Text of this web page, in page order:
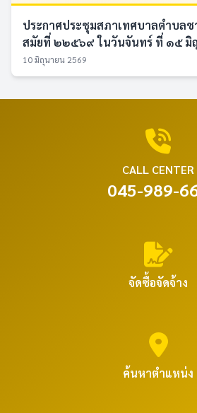
ประกาศประชุมสภาเทศบาลตำบล
สมัยที่ ๒๒๕๖๙ ในวันจันทร์ ที่ ๑๕ มิ
10 มิถุนายน 2569
CALL CENTER
045-989-
จัดซื้อจัดจ้าง
ค้นหาตำแหน่ง